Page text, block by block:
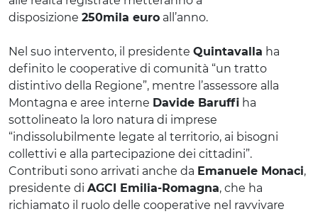
disposizione 250mila euro all’anno.
Nel suo intervento, il presidente Quintavalla ha
definito le cooperative di comunità “un tratto
distintivo della Regione”, mentre l’assessore alla
Montagna e aree interne Davide Baruffi ha
sottolineato la loro natura di imprese
“indissolubilmente legate al territorio, ai bisogni
collettivi e alla partecipazione dei cittadini”.
Contributi sono arrivati anche da Emanuele Monaci,
presidente di AGCI Emilia-Romagna, che ha
richiamato il ruolo delle cooperative nel ravvivare